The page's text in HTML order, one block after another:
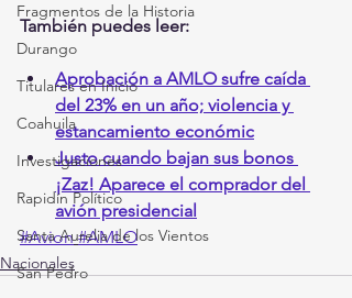
Fragmentos de la Historia
Durango
Titulares en Inicio
Coahuila
Investigaciones
Rapidín Político
Santa Aurelia de los Vientos
San Pedro
También puedes leer:
Aprobación a AMLO sufre caída
del 23% en un año; violencia y
estancamiento económic
Justo cuando bajan sus bonos
¡Zaz! Aparece el comprador del
avión presidencial
#Avion #AMLO
Nacionales